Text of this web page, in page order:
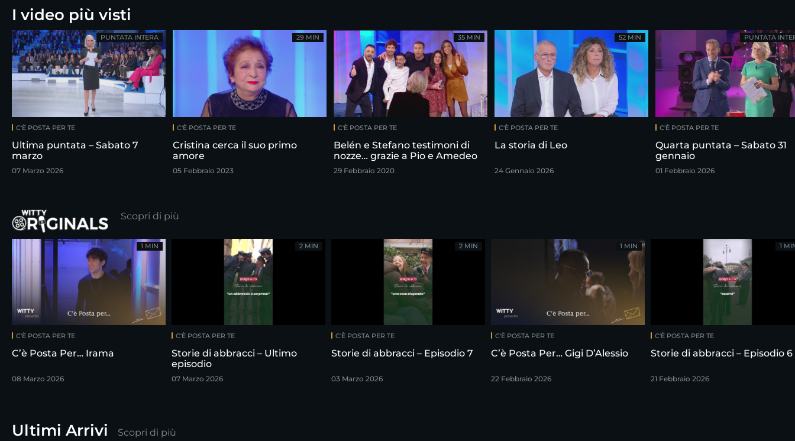
I video più visti
C'È POSTA PER TE
Ultima puntata – Sabato 7
marzo
07 Marzo 2026
PUNTATA INTERA
C'È POSTA PER TE
Cristina cerca il suo primo
amore
05 Febbraio 2023
29 MIN
C'È POSTA PER TE
Belén e Stefano testimoni di
nozze… grazie a Pio e Amedeo
29 Febbraio 2020
35 MIN
C'È POSTA PER TE
La storia di Leo
24 Gennaio 2026
52 MIN
C'È POSTA PER TE
Quarta puntata – Sabato 31
gennaio
01 Febbraio 2026
PUNTATA
Scopri di più
C'È POSTA PER TE
C’è Posta Per… Irama
08 Marzo 2026
1 MIN
C'È POSTA PER TE
Storie di abbracci – Ultimo
episodio
07 Marzo 2026
2 MIN
C'È POSTA PER TE
Storie di abbracci – Episodio 7
03 Marzo 2026
2 MIN
C'È POSTA PER TE
C’è Posta Per… Gigi D’Alessio
22 Febbraio 2026
1 MIN
C'È POSTA PER TE
Storie di abbracci – Episodio 6
21 Febbraio 2026
1
Ultimi Arrivi Scopri di più